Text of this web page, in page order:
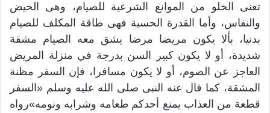
تعنى الخلو من الموانع الشرعية للصيام، وهى الحيض
والنفاس، وأما القدرة الحسية فهى طاقة المكلف للصيام
بدنيا، بألا يكون مريضا مرضا يشق معه الصيام مشقة
شديدة، أو لا يكون كبير السن بدرجة في منزلة المريض
العاجز عن الصوم، أو لا يكون مسافرا، فإن السفر مظنة
المشقة، كما قال عنه النبى صلى الله عليه وسلم «السفر
قطعة من العذاب يمنع أحدكم طعامه وشرابه ونومه»رواه